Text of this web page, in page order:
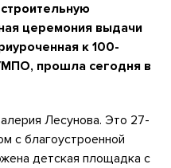
церемония выдачи
к 100-
прошла сегодня в
Лесунова. Это 27-
с благоустроенной
детская площадка с